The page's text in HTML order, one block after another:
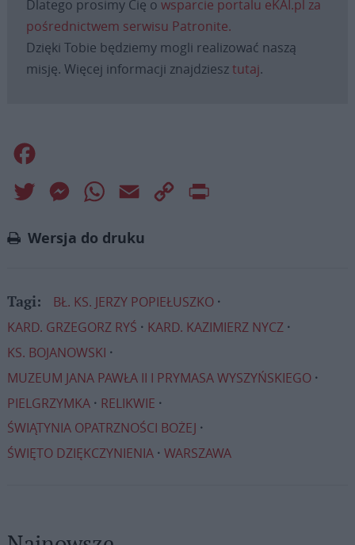
Dlatego prosimy Cię o wsparcie portalu eKAI.pl za
pośrednictwem serwisu Patronite.
Dzięki Tobie będziemy mogli realizować naszą
misję. Więcej informacji znajdziesztutaj.
Twitter MessengerWhatsApp
Email
Copy
Wersja do druku
Tagi:
BŁ. KS. JERZY POPIEŁUSZKO
KARD. GRZEGORZ RYŚ
KARD. KAZIMIERZ NYCZ
KS. BOJANOWSKI
MUZEUM JANA PAWŁA II I PRYMASA WYSZYŃSKIEGO
PIELGRZYMKA
RELIKWIE
ŚWIĄTYNIA OPATRZNOŚCI BOŻEJ
ŚWIĘTO DZIĘKCZYNIENIA WARSZAWA